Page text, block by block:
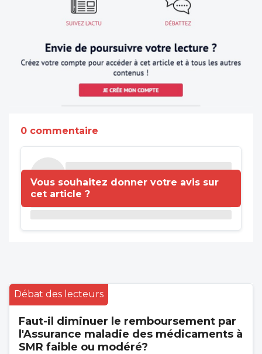
0 commentaire
Vous souhaitez donner votre avis sur
cet article ?
Débat des lecteurs
Faut-il diminuer le remboursement par
l'Assurance maladie des médicaments à
SMR faible ou modéré?